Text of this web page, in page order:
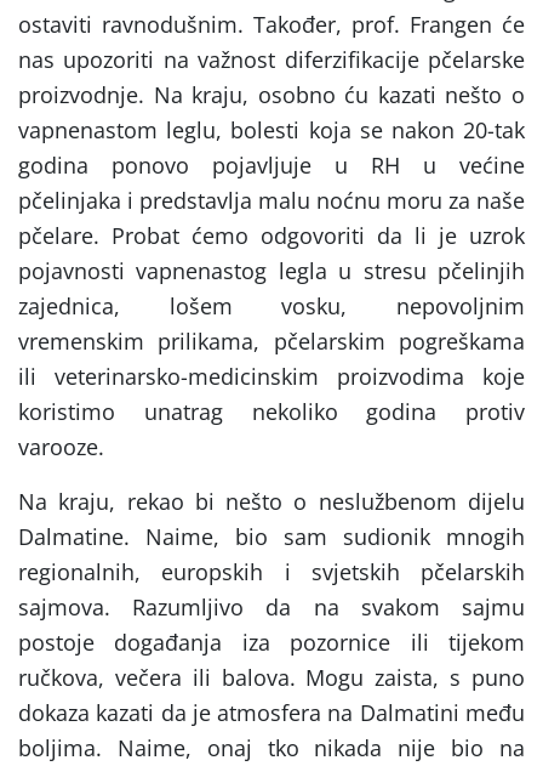
ostaviti ravnodušnim. Također, prof. Frangen će
nas upozoriti na važnost diferzifikacije pčelarske
proizvodnje. Na kraju, osobno ću kazati nešto o
vapnenastom leglu, bolesti koja se nakon 20-tak
godina ponovo pojavljuje u RH u većine
pčelinjaka i predstavlja malu noćnu moru za naše
pčelare. Probat ćemo odgovoriti da li je uzrok
pojavnosti vapnenastog legla u stresu pčelinjih
zajednica, lošem vosku, nepovoljnim
vremenskim prilikama, pčelarskim pogreškama
ili veterinarsko-medicinskim proizvodima koje
koristimo unatrag nekoliko godina protiv
varooze.
Na kraju, rekao bi nešto o neslužbenom dijelu
Dalmatine. Naime, bio sam sudionik mnogih
regionalnih, europskih i svjetskih pčelarskih
sajmova. Razumljivo da na svakom sajmu
postoje događanja iza pozornice ili tijekom
ručkova, večera ili balova. Mogu zaista, s puno
dokaza kazati da je atmosfera na Dalmatini među
boljima. Naime, onaj tko nikada nije bio na